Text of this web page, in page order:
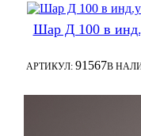
Шар Д 100 в
АРТИКУЛ: 91567В